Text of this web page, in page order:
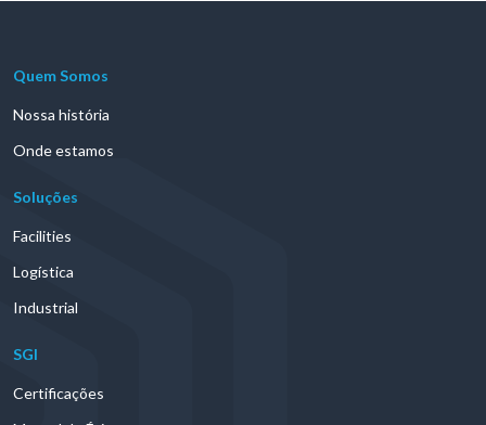
Quem Somos
Nossa história
Onde estamos
Soluções
Facilities
Logística
Industrial
SGI
Certificações